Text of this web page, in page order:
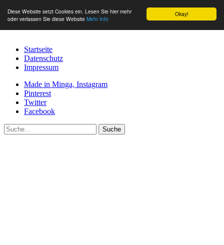
Okay!
Diese Website setzt Cookies ein. Lesen Sie hier mehr
oder verlassen Sie diese Website Mehr Info
Startseite
Datenschutz
Impressum
Made in Minga, Instagram
Pinterest
Twitter
Facebook
Suche